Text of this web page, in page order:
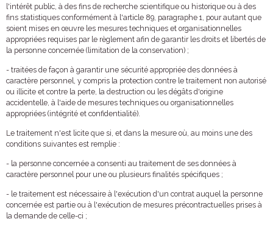
l'intérêt public, à des fins de recherche scientifique ou historique ou à des
fins statistiques conformément à l'article 89, paragraphe 1, pour autant que
soient mises en œuvre les mesures techniques et organisationnelles
appropriées requises par le règlement afin de garantir les droits et libertés de
la personne concernée (limitation de la conservation) ;
- traitées de façon à garantir une sécurité appropriée des données à
caractère personnel, y compris la protection contre le traitement non autorisé
ou illicite et contre la perte, la destruction ou les dégâts d'origine
accidentelle, à l'aide de mesures techniques ou organisationnelles
appropriées (intégrité et confidentialité).
Le traitement n'est licite que si, et dans la mesure où, au moins une des
conditions suivantes est remplie :
- la personne concernée a consenti au traitement de ses données à
caractère personnel pour une ou plusieurs finalités spécifiques ;
- le traitement est nécessaire à l'exécution d'un contrat auquel la personne
concernée est partie ou à l'exécution de mesures précontractuelles prises à
la demande de celle-ci ;